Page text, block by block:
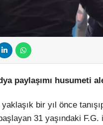
paylaşımı husumeti
bir yıl önce
31 yaşındaki F.G.